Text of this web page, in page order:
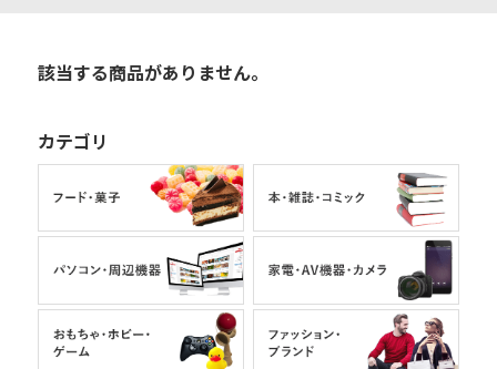
該当する商品がありません。
カテゴリ